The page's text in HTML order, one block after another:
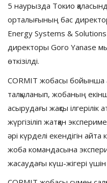
5 наурызда Токио
орталығының бас
Energy Systems &
директоры Goro Yanase
өткізілді.
CORMIT жобасы бойынша
талқыланып, жобаның
асырудағы жақсы ілгерілік
жүргізіліп жатқан
әрі күрделі екендігін
жоба командасына
жасаудағы күш-жігері үшін